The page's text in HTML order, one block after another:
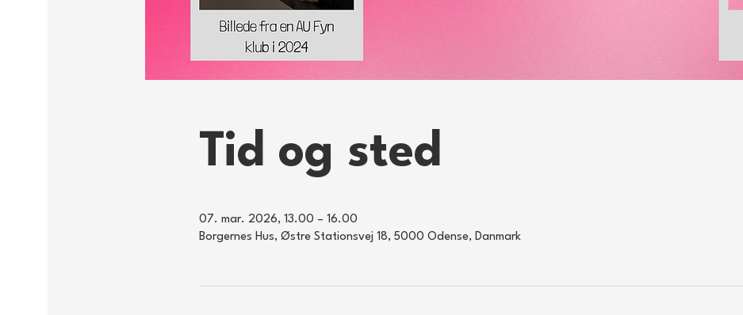
Tid og sted
07. mar. 2026, 13.00 – 16.00
Borgernes Hus, Østre Stationsvej 18, 5000 Odense, Danmark